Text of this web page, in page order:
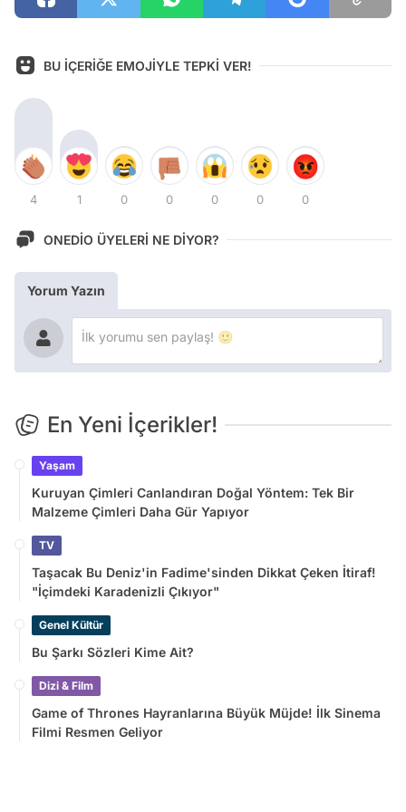
BU İÇERİĞE EMOJİYLE TEPKİ VER!
4 1 0 0 0 0 0
ONEDİO ÜYELERİ NE DİYOR?
Yorum Yazın
En Yeni İçerikler!
Yaşam
Kuruyan Çimleri Canlandıran Doğal Yöntem: Tek Bir
Malzeme Çimleri Daha Gür Yapıyor
TV
Taşacak Bu Deniz'in Fadime'sinden Dikkat Çeken İtiraf!
"İçimdeki Karadenizli Çıkıyor"
Genel Kültür
Bu Şarkı Sözleri Kime Ait?
Dizi & Film
Game of Thrones Hayranlarına Büyük Müjde! İlk Sinema
Filmi Resmen Geliyor